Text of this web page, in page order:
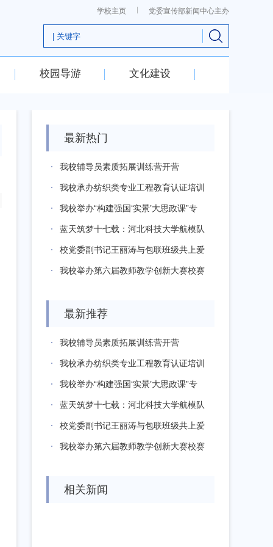
学校主页 党委宣传部新闻中心主办
校园导游 文化建设
最新热门
我校辅导员素质拓展训练营开营
我校承办纺织类专业工程教育认证培训
研讨会
我校举办“构建强国‘实景’大思政课”专
题...
蓝天筑梦十七载：河北科技大学航模队
成长记
校党委副书记王丽涛与包联班级共上爱
国主义...
我校举办第六届教师教学创新大赛校赛
最新推荐
我校辅导员素质拓展训练营开营
我校承办纺织类专业工程教育认证培训
研讨会
我校举办“构建强国‘实景’大思政课”专
题...
蓝天筑梦十七载：河北科技大学航模队
成长记
校党委副书记王丽涛与包联班级共上爱
国主义...
我校举办第六届教师教学创新大赛校赛
相关新闻